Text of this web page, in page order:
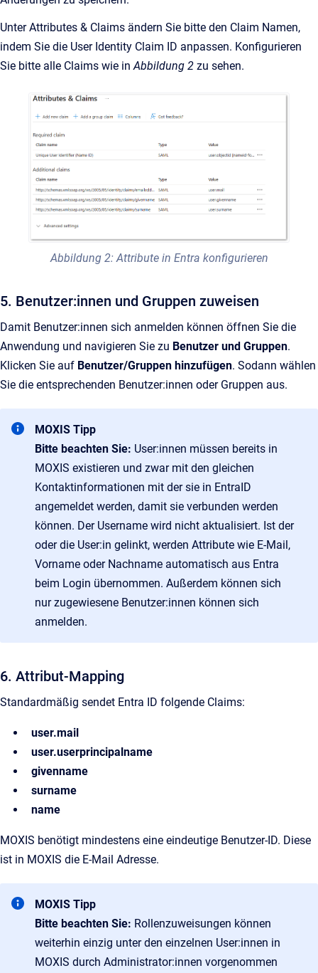
Unter Attributes & Claims ändern Sie bitte den Claim Namen,
indem Sie die User Identity Claim ID anpassen. Konfigurieren
Sie bitte alle Claims wie inAbbildung 2 zu sehen.
Abbildung 2: Attribute in Entra konfigurieren
5. Benutzer:innen und Gruppen zuweisen
Damit Benutzer:innen sich anmelden können öffnen Sie die
Anwendung und navigieren Sie zu Benutzer und Gruppen.
Klicken Sie auf Benutzer/Gruppen hinzufügen. Sodann wählen
Sie die entsprechenden Benutzer:innen oder Gruppen aus.
MOXIS Tipp
Bitte beachten Sie: User:innen müssen bereits in
MOXIS existieren und zwar mit den gleichen
Kontaktinformationen mit der sie in EntraID
angemeldet werden, damit sie verbunden werden
können. Der Username wird nicht aktualisiert. Ist der
oder die User:in gelinkt, werden Attribute wie E-Mail,
Vorname oder Nachname automatisch aus Entra
beim Login übernommen. Außerdem können sich
nur zugewiesene Benutzer:innen können sich
anmelden.
6. Attribut-Mapping
Standardmäßig sendet Entra ID folgende Claims:
user.mail
user.userprincipalname
givenname
surname
name
MOXIS benötigt mindestens eine eindeutige Benutzer-ID. Diese
ist in MOXIS die E-Mail Adresse.
MOXIS Tipp
Bitte beachten Sie: Rollenzuweisungen können
weiterhin einzig unter den einzelnen User:innen in
MOXIS durch Administrator:innen vorgenommen